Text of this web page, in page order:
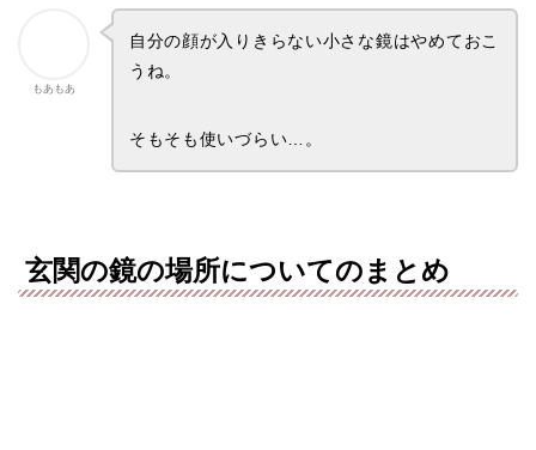
もあもあ
自分の顔が入りきらない小さな鏡はやめておこ
うね。
そもそも使いづらい…。
玄関の鏡の場所についてのまとめ